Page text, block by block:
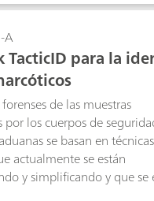
A
TacticID para la
de las muestras
por los cuerpos de
se basan en técnicas
actualmente se están
y simplificando y que se